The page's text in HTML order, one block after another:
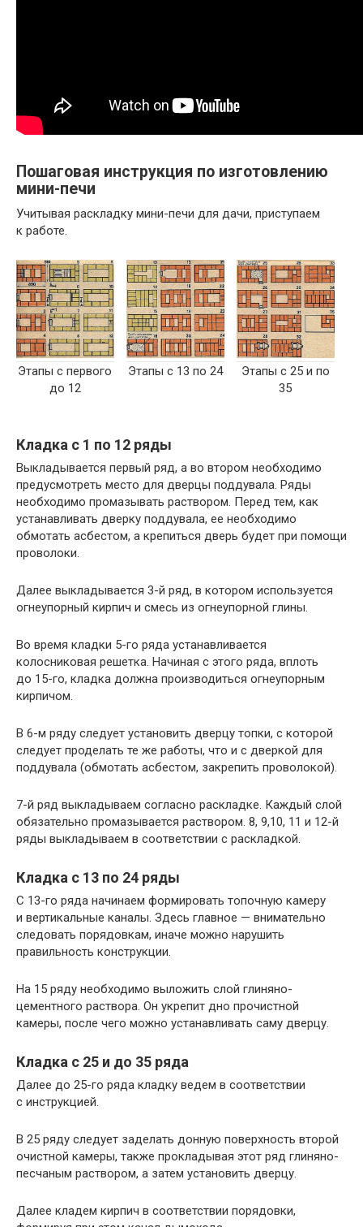
Пошаговая инструкция по изготовлению
мини-печи
Учитывая раскладку мини-печи для дачи, приступаем
к работе.
Этапы с первого
до 12
Этапы с 13 по 24
Этапы с 25 и по
35
Кладка с 1 по 12 ряды
Выкладывается первый ряд, а во втором необходимо
предусмотреть место для дверцы поддувала. Ряды
необходимо промазывать раствором. Перед тем, как
устанавливать дверку поддувала, ее необходимо
обмотать асбестом, а крепиться дверь будет при помощи
проволоки.
Далее выкладывается 3-й ряд, в котором используется
огнеупорный кирпич и смесь из огнеупорной глины.
Во время кладки 5-го ряда устанавливается
колосниковая решетка. Начиная с этого ряда, вплоть
до 15-го, кладка должна производиться огнеупорным
кирпичом.
В 6-м ряду следует установить дверцу топки, с которой
следует проделать те же работы, что и с дверкой для
поддувала (обмотать асбестом, закрепить проволокой).
7-й ряд выкладываем согласно раскладке. Каждый слой
обязательно промазывается раствором. 8, 9,10, 11 и 12-й
ряды выкладываем в соответствии с раскладкой.
Кладка с 13 по 24 ряды
С 13-го ряда начинаем формировать топочную камеру
и вертикальные каналы. Здесь главное — внимательно
следовать порядовкам, иначе можно нарушить
правильность конструкции.
На 15 ряду необходимо выложить слой глиняно-
цементного раствора. Он укрепит дно прочистной
камеры, после чего можно устанавливать саму дверцу.
Кладка с 25 и до 35 ряда
Далее до 25-го ряда кладку ведем в соответствии
с инструкцией.
В 25 ряду следует заделать донную поверхность второй
очистной камеры, также прокладывая этот ряд глиняно-
песчаным раствором, а затем установить дверцу.
Далее кладем кирпич в соответствии порядовки,